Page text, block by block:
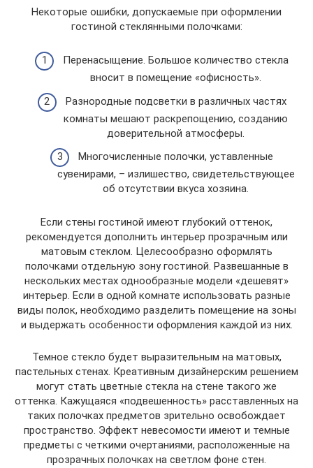
Некоторые ошибки, допускаемые при оформлении
гостиной стеклянными полочками:
Перенасыщение. Большое количество стекла
вносит в помещение «офисность».
Разнородные подсветки в различных частях
комнаты мешают раскрепощению, созданию
доверительной атмосферы.
Многочисленные полочки, уставленные
сувенирами, – излишество, свидетельствующее
об отсутствии вкуса хозяина.
Если стены гостиной имеют глубокий оттенок,
рекомендуется дополнить интерьер прозрачным или
матовым стеклом. Целесообразно оформлять
полочками отдельную зону гостиной. Развешанные в
нескольких местах однообразные модели «дешевят»
интерьер. Если в одной комнате использовать разные
виды полок, необходимо разделить помещение на зоны
и выдержать особенности оформления каждой из них.
Темное стекло будет выразительным на матовых,
пастельных стенах. Креативным дизайнерским решением
могут стать цветные стекла на стене такого же
оттенка. Кажущаяся «подвешенность» расставленных на
таких полочках предметов зрительно освобождает
пространство. Эффект невесомости имеют и темные
предметы с четкими очертаниями, расположенные на
прозрачных полочках на светлом фоне стен.